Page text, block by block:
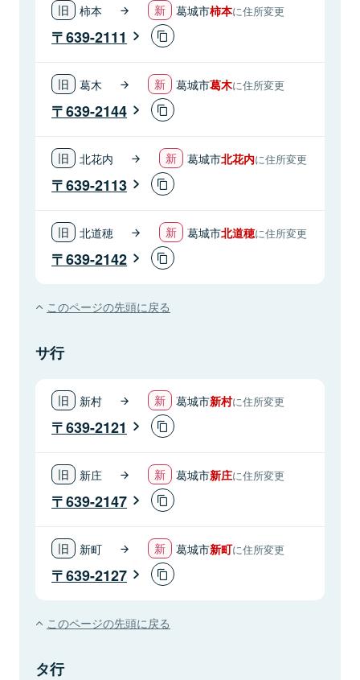
柿本 葛城市柿本に住所変更
639-2111
葛木 葛城市葛木に住所変更
639-2144
北花内 葛城市北花内に住所変更
639-2113
北道穂 葛城市北道穂に住所変更
639-2142
このページの先頭に戻る
サ行
新村 葛城市新村に住所変更
639-2121
新庄 葛城市新庄に住所変更
639-2147
新町 葛城市新町に住所変更
639-2127
このページの先頭に戻る
タ行